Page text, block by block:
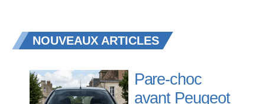
NOUVEAUX ARTICLES
Pare-choc
avant Peugeot